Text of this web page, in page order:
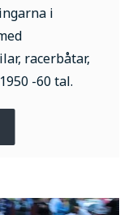
i
racerbåtar,
-60 tal.